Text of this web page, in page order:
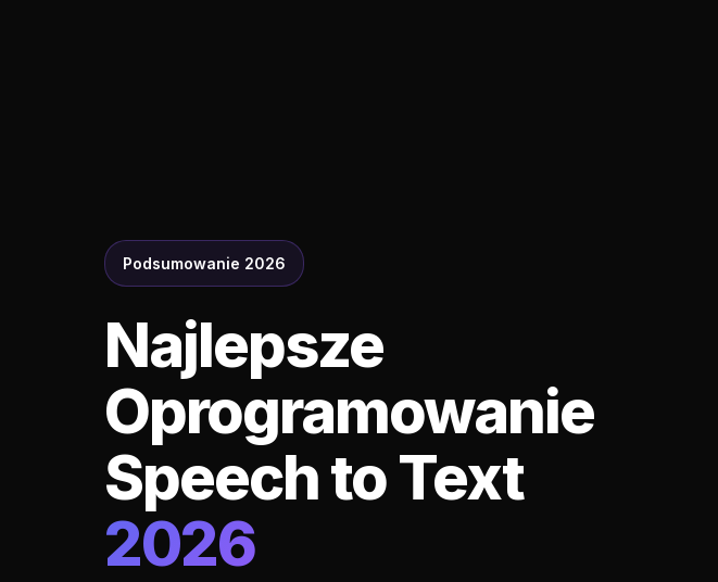
Podsumowanie 2026
Najlepsze
Oprogramowanie
Speech to Text
2026